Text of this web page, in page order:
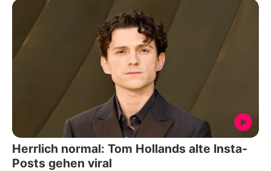
Herrlich normal: Tom Hollands alte Insta-
Posts gehen viral